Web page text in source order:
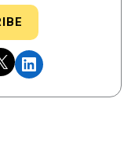
LinkedIn